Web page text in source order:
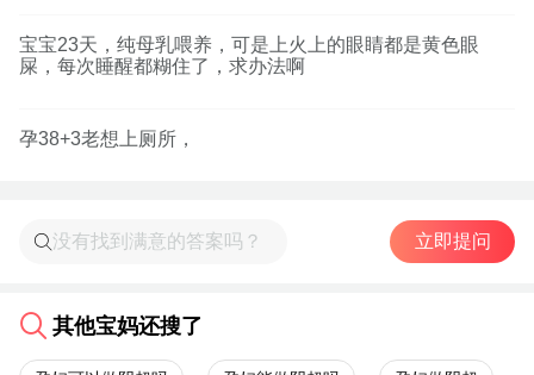
宝宝23天，纯母乳喂养，可是上火上的眼睛都是黄色眼
屎，每次睡醒都糊住了，求办法啊
孕38+3老想上厕所，
立即提问
其他宝妈还搜了